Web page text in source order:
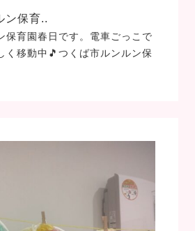
ン保育..
保育園春日です。電車ごっこで
く移動中🎵つくば市ルンルン保